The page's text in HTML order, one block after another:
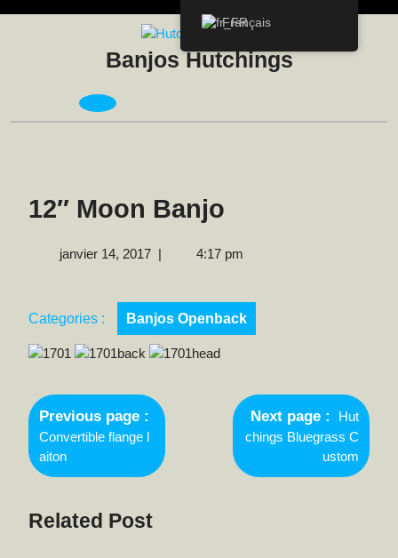
Banjos Hutchings
Open
12″ Moon Banjo
janvier 14, 2017janvier
| 4:17 pm
Categories : Banjos Openback
Navigation
de
l’article
Previous page
Older
Posts
Convertible flange l
aiton
Next page
Newer
Posts
Hut
chings Bluegrass C
ustom
Related Post
Français